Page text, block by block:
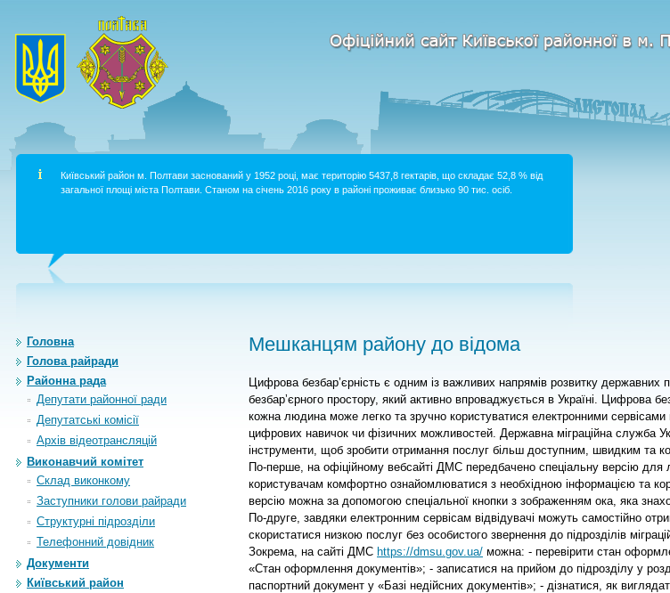
Київський район м. Полтави заснований у 1952 році, має територію 5437,8 гектарів, що складає 52,8 % від
загальної площі міста Полтави. Станом на січень 2016 року в районі проживає близько 90 тис. осіб.
Головна
Голова райради
Районна рада
Депутати районної ради
Депутатські комісії
Архiв вiдеотрансляцiй
Виконавчий комітет
Склад виконкому
Заступники голови райради
Структурні підрозділи
Телефонний довідник
Документи
Київський район
Мешканцям району до відома
Цифрова безбар’єрність є одним із важливих напрямів розвитку державних
безбарʼєрного простору, який активно впроваджується в Україні. Цифрова
кожна людина може легко та зручно користуватися електронними сервісами
цифрових навичок чи фізичних можливостей. Державна міграційна служба
інструменти, щоб зробити отримання послуг більш доступним, швидким та
По-перше, на офіційному вебсайті ДМС передбачено спеціальну версію
користувачам комфортно ознайомлюватися з необхідною інформацією та
версію можна за допомогою спеціальної кнопки з зображенням ока, яка
По-друге, завдяки електронним сервісам відвідувачі можуть самостійно
скористатися низкою послуг без особистого звернення до підрозділів
Зокрема, на сайті ДМС https://dmsu.gov.ua/ можна: - перевірити стан
«Стан оформлення документів»; - записатися на прийом до підрозділу у
паспортний документ у «Базі недійсних документів»; - дізнатися, як